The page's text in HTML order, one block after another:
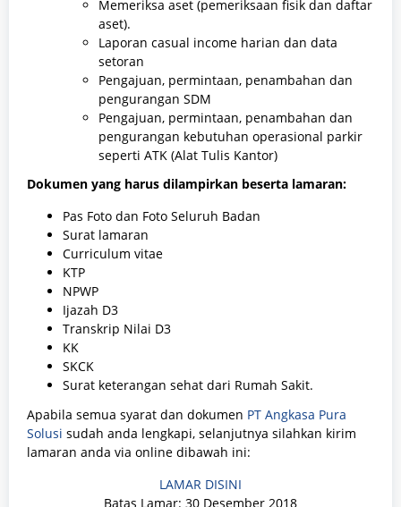
Memeriksa aset (pemeriksaan fisik dan daftar
aset).
Laporan casual income harian dan data
setoran
Pengajuan, permintaan, penambahan dan
pengurangan SDM
Pengajuan, permintaan, penambahan dan
pengurangan kebutuhan operasional parkir
seperti ATK (Alat Tulis Kantor)
Dokumen yang harus dilampirkan beserta lamaran:
Pas Foto dan Foto Seluruh Badan
Surat lamaran
Curriculum vitae
KTP
NPWP
Ijazah D3
Transkrip Nilai D3
KK
SKCK
Surat keterangan sehat dari Rumah Sakit.
Apabila semua syarat dan dokumen PT Angkasa Pura
Solusi sudah anda lengkapi, selanjutnya silahkan kirim
lamaran anda via online dibawah ini:
LAMAR DISINI
Batas Lamar: 30 Desember 2018